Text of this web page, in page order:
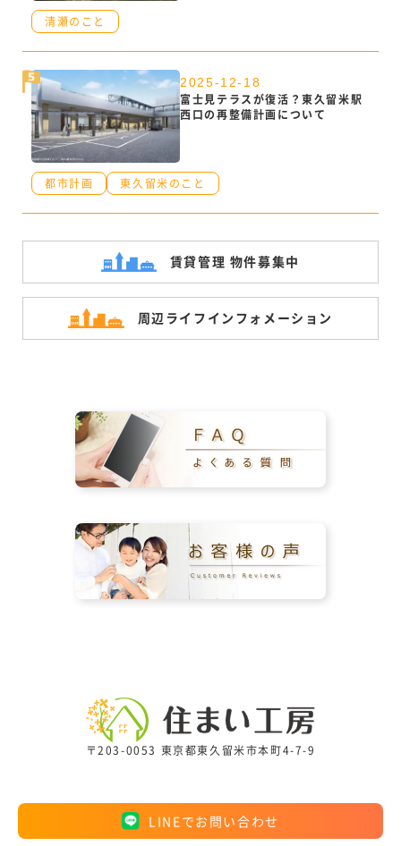
清瀬のこと
2025-12-18
富士見テラスが復活？東久留米駅
西口の再整備計画について
都市計画 東久留米のこと
賃貸管理 物件募集中
周辺ライフ インフォメーション
〒203-0053 東京都東久留米市本町4-7-9
LINEでお問い合わせ